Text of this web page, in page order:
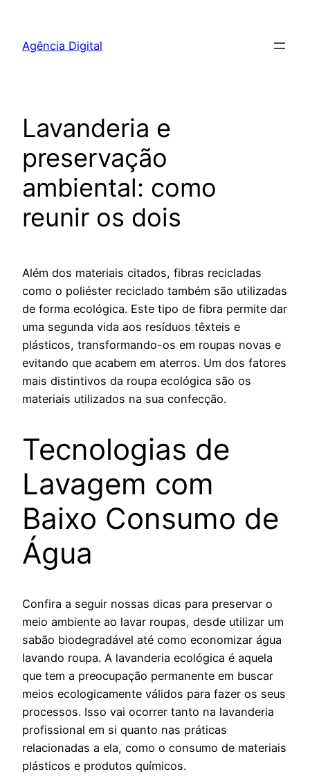
Agência Digital
Lavanderia e
preservação
ambiental: como
reunir os dois
Além dos materiais citados, fibras recicladas
como o poliéster reciclado também são utilizadas
de forma ecológica. Este tipo de fibra permite dar
uma segunda vida aos resíduos têxteis e
plásticos, transformando-os em roupas novas e
evitando que acabem em aterros. Um dos fatores
mais distintivos da roupa ecológica são os
materiais utilizados na sua confecção.
Tecnologias de
Lavagem com
Baixo Consumo de
Água
Confira a seguir nossas dicas para preservar o
meio ambiente ao lavar roupas, desde utilizar um
sabão biodegradável até como economizar água
lavando roupa. A lavanderia ecológica é aquela
que tem a preocupação permanente em buscar
meios ecologicamente válidos para fazer os seus
processos. Isso vai ocorrer tanto na lavanderia
profissional em si quanto nas práticas
relacionadas a ela, como o consumo de materiais
plásticos e produtos químicos.